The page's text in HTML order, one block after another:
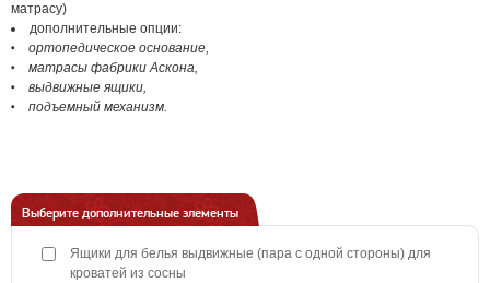
матрасу)
дополнительные опции:
ортопедическое основание,
матрасы фабрики Аскона,
выдвижные ящики,
подъемный механизм.
Выберите дополнительные элементы
Ящики для белья выдвижные (пара с одной стороны) для
кроватей из сосны